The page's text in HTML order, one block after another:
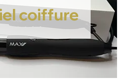
coiffure